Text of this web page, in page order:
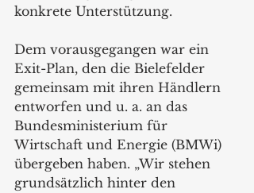
konkrete Unterstützung.
Dem vorausgegangen war ein
Exit-Plan, den die Bielefelder
gemeinsam mit ihren Händlern
entworfen und u. a. an das
Bundesministerium für
Wirtschaft und Energie (BMWi)
übergeben haben. „Wir stehen
grundsätzlich hinter den